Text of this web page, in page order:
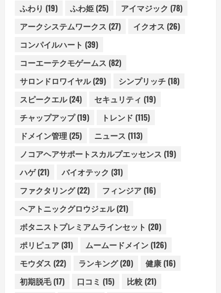
ふわり (19) ふわ姫 (25) アイマジック (78)
アークシステムワークス (27) イクオス (26)
コンパイルハート (39)
コーエーテクモゲームス (82)
サロンドロワイヤル(29) シンプリッチ (18)
スピークエル(24) セキュリティ (19)
チャップアップ(19) トレンド (115)
ドメイン管理 (25) ニュース (113)
ノコアヘアサポートスカルプエッセンス (19)
ハゲ(21) バイオテック (31)
ファクタリング(22) フィンジア (16)
ヘアトニックグロウジェル(21)
ボタニストプレミアムラインセット (20)
ポリピュア (31) ムームードメイン (126)
モウダス (22) ランキング(20) 健康 (16)
初期脱毛(17) 口コミ (15) 比較 (21)